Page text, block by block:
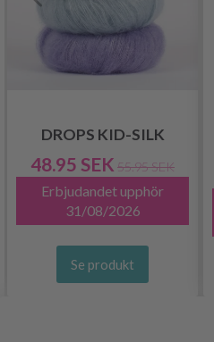
DROPS KID-SILK
48.95 SEK 55.95 SEK
Erbjudandet upphör
31/08/2026
Se produkt